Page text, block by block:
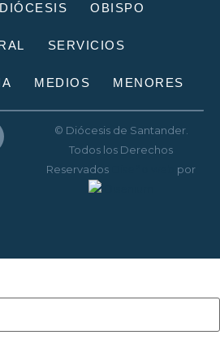
DIÓCESIS OBISPO
SERVICIOS
MEDIOS MENORES
© Diócesis de Santander.
Todos los Derechos
Reservados
por